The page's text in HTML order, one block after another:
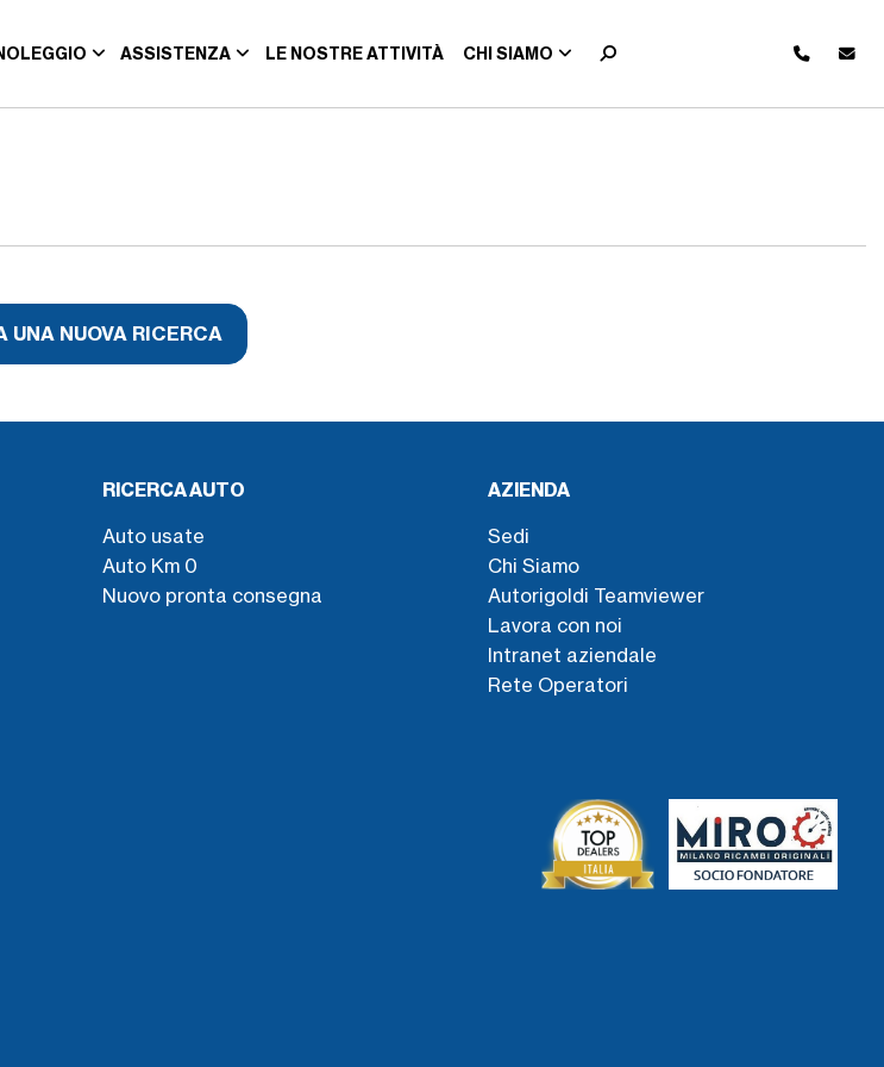
ASSISTENZA LE NOSTRE ATTIVITÀ CHI SIAMO
UNA NUOVA RICERCA
RICERCA AUTO
Auto usate
Auto Km 0
Nuovo pronta consegna
AZIENDA
Sedi
Chi Siamo
Autorigoldi Teamviewer
Lavora con noi
Intranet aziendale
Rete Operatori